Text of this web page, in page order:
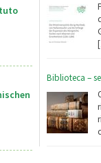
Biblioteca –